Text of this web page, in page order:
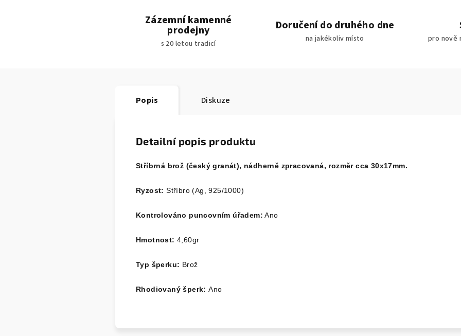
Zázemní kamenné
prodejny
s 20 letou tradicí
Doručení do druhého dne
na jakékoliv místo pro nově
Popis Diskuze
Detailní popis produktu
Stříbrná brož (český granát), nádherně zpracovaná, rozměr cca 30x17mm.
Ryzost:Stříbro (Ag, 925/1000)
Kontrolováno puncovním úřadem: Ano
Hmotnost: 4,60gr
Typ šperku: Brož
Rhodiovaný šperk:Ano